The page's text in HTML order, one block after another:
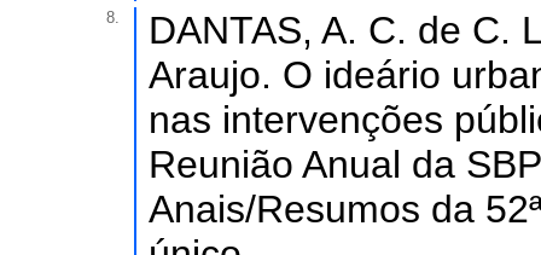
8.
DANTAS, A. C. de C.
Araujo. O ideário
nas intervenções
Reunião Anual da
Anais/Resumos da